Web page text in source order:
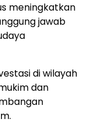
meningkatkan
jawab
di wilayah
dan